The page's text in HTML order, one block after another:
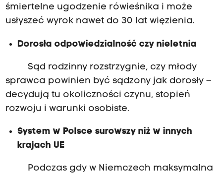
śmiertelne ugodzenie rówieśnika i może
usłyszeć wyrok nawet do 30 lat więzienia.
Dorosła odpowiedzialność czy nieletnia
Sąd rodzinny rozstrzygnie, czy młody
sprawca powinien być sądzony jak dorosły –
decydują tu okoliczności czynu, stopień
rozwoju i warunki osobiste.
System w Polsce surowszy niż w innych
krajach UE
Podczas gdy w Niemczech maksymalna